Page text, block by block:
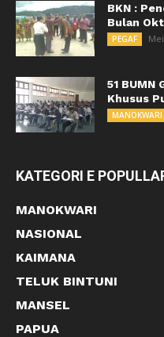
BKN :
Bulan
PEGAF
51 BUMN
Khusus
MANOKWARI
KATEGORI E
MANOKWARI
NASIONAL
KAIMANA
TELUK BINTUNI
MANSEL
PAPUA